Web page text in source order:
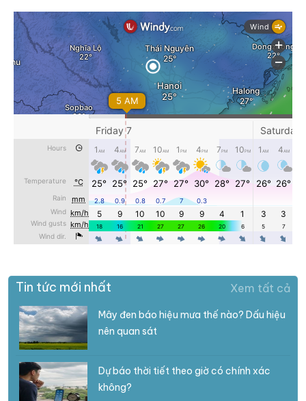
Tin tức mới nhất Xem tất cả
Mây đen báo hiệu mưa thế nào? Dấu hiệu
nên quan sát
Dự báo thời tiết theo giờ có chính xác
không?